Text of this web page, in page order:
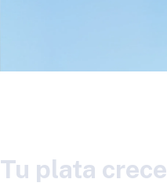
Tu plata